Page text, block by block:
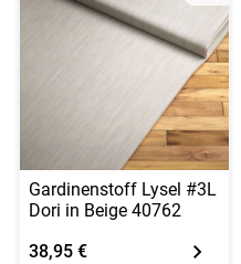
Gardinenstoff Lysel #3L
Dori in Beige 40762
38,95 €